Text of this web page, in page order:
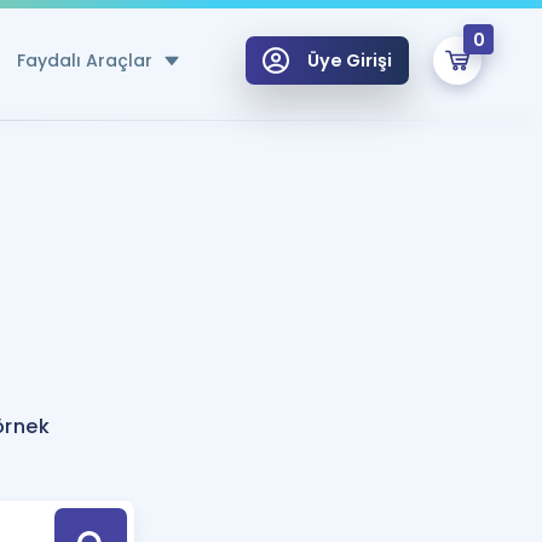
Faydalı Araçlar
Hesaplama Aracı
için Öneriler
Tek Takvimde
Üye Girişi
0